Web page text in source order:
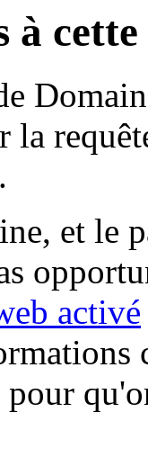
à
la
et le
activé